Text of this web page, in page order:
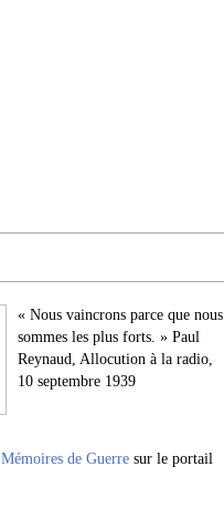
« Nous vaincrons parce que nous
sommes les plus forts. » Paul
Reynaud, Allocution à la radio,
10 septembre 1939
Mémoires de Guerre sur le portail